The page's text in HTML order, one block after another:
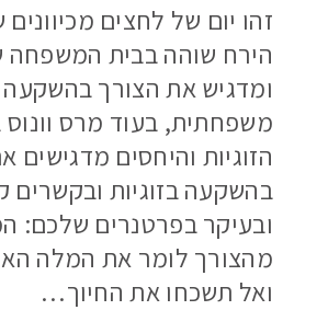
זהו יום של לחצים מכיוונים
הירח שוהה בבית המשפחה
ומדגיש את הצורך בהשקעה
משפחתית, בעוד מרס וונוס
הזוגיות והיחסים מדגישים
בהשקעה בזוגיות ובקשרים
ובעיקר בפרטנרים שלכם:
מהצורך לומר את המלה
ואל תשכחו את החיוך…